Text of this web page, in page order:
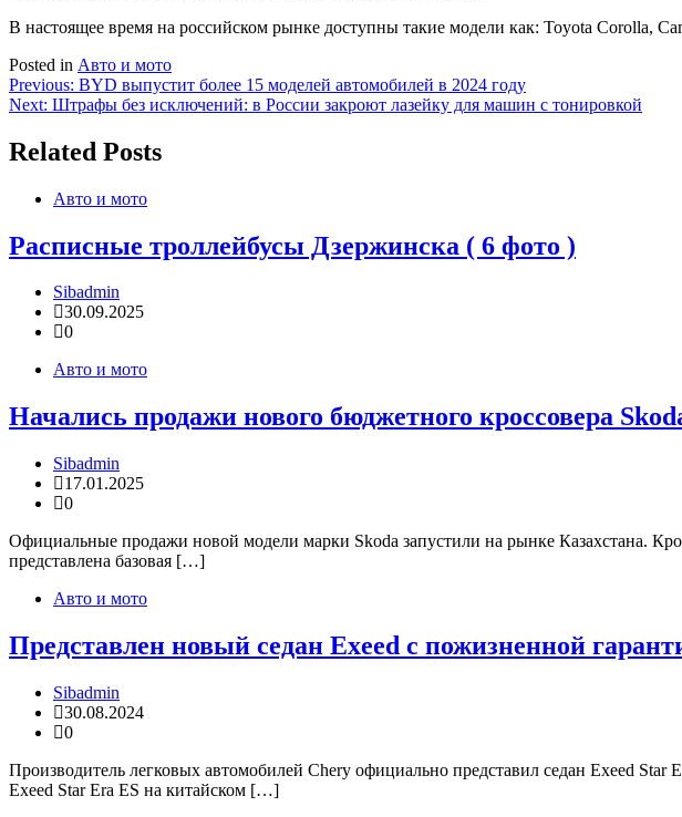
В настоящее время на российском рынке доступны такие модели как: Toyota Corolla,
Posted in Авто и мото
Навигация
по
записям
Previous: BYD выпустит более 15 моделей автомобилей в 2024 году
Next: Штрафы без исключений: в России закроют лазейку для машин с тонировкой
Related Posts
Авто и мото
Расписные троллейбусы Дзержинска ( 6 фото )
Sibadmin
30.09.2025
0
Авто и мото
Начались продажи нового бюджетного кроссовера
Sibadmin
17.01.2025
0
Официальные продажи новой модели марки Skoda запустили на рынке Казахстана.
представлена базовая […]
Авто и мото
Представлен новый седан Exeed с пожизненной
Sibadmin
30.08.2024
0
Производитель легковых автомобилей Chery официально представил седан Exeed
Exeed Star Era ES на китайском […]